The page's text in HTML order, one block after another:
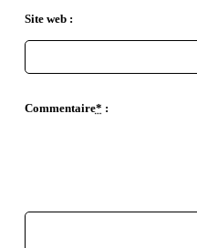
Site web :
Commentaire* :